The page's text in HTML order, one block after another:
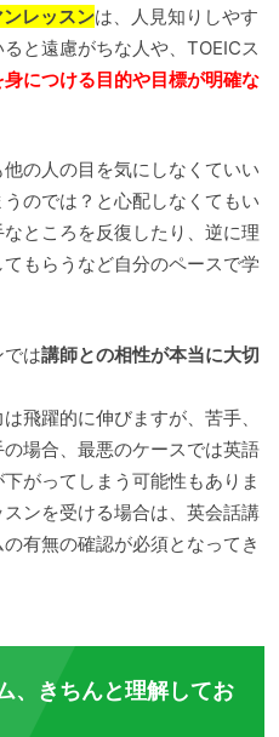
レッスンは、人見知りしやす
と遠慮がちな人や、TOEICス
につける目的や目標が明確な
の人の目を気にしなくていい
のでは？と心配しなくてもい
ところを反復したり、逆に理
もらうなど自分のペースで学
は講師との相性が本当に大切
飛躍的に伸びますが、苦手、
場合、最悪のケースでは英語
がってしまう可能性もありま
ンを受ける場合は、英会話講
有無の確認が必須となってき
、きちんと理解してお